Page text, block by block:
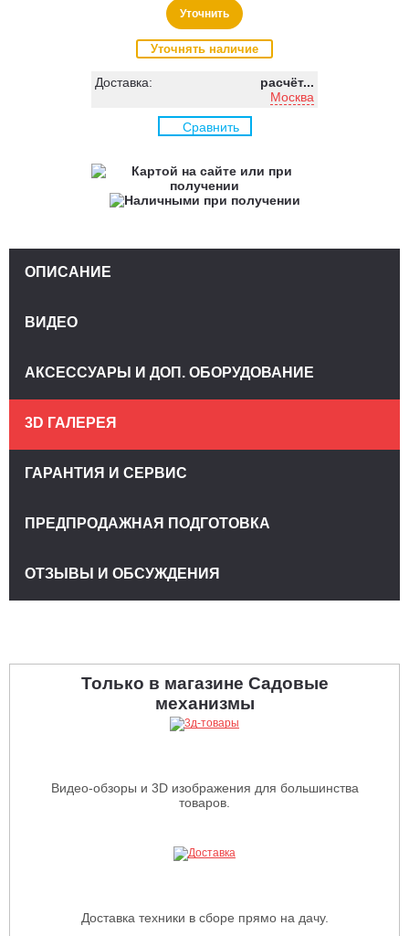
Уточнить
Уточнять наличие
Доставка:
расчёт...
Москва
Сравнить
ОПИСАНИЕ
ВИДЕО
АКСЕССУАРЫ И ДОП. ОБОРУДОВАНИЕ
3D ГАЛЕРЕЯ
ГАРАНТИЯ И СЕРВИС
ПРЕДПРОДАЖНАЯ ПОДГОТОВКА
ОТЗЫВЫ И ОБСУЖДЕНИЯ
Только в магазине Садовые
механизмы
Видео-обзоры и 3D изображения для большинства
товаров.
Доставка техники в сборе прямо на дачу.